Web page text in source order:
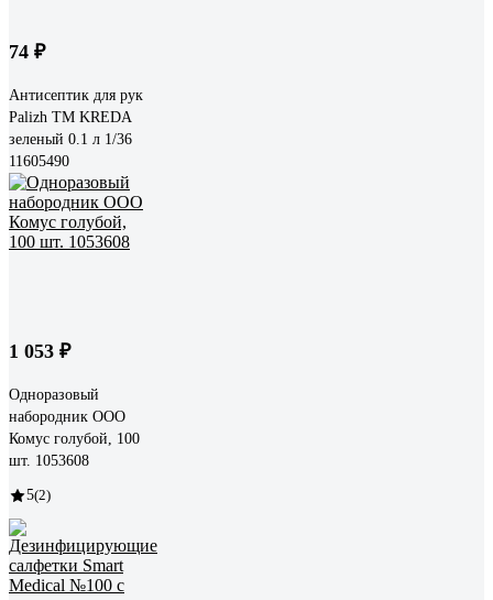
74 ₽
Антисептик для рук
Palizh ТМ KREDA
зеленый 0.1 л 1/36
11605490
1 053 ₽
Одноразовый
набородник ООО
Комус голубой, 100
шт. 1053608
5(2)